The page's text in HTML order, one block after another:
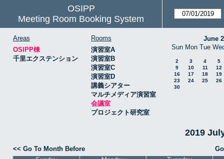
OSIPP
Meeting Room Booking System
Areas
OSIPP棟
千里エクステンション
Rooms
演習室A
演習室B
演習室C
演習室D
講義シアター
マルチメディア演習室
会議室
プロジェクト研究室
June
Sun Mon Tue
2 3 4
5
9
10 11
12
16
17 18
19
23
24 25
26
30
2019
<< Go To Month Before